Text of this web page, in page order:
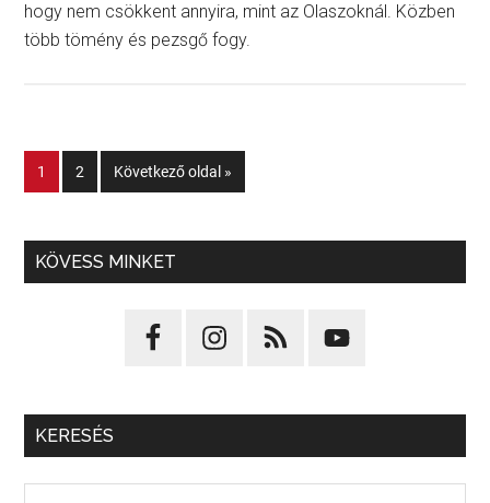
hogy nem csökkent annyira, mint az Olaszoknál. Közben
több tömény és pezsgő fogy.
1 2 Következő oldal »
KÖVESS MINKET
KERESÉS